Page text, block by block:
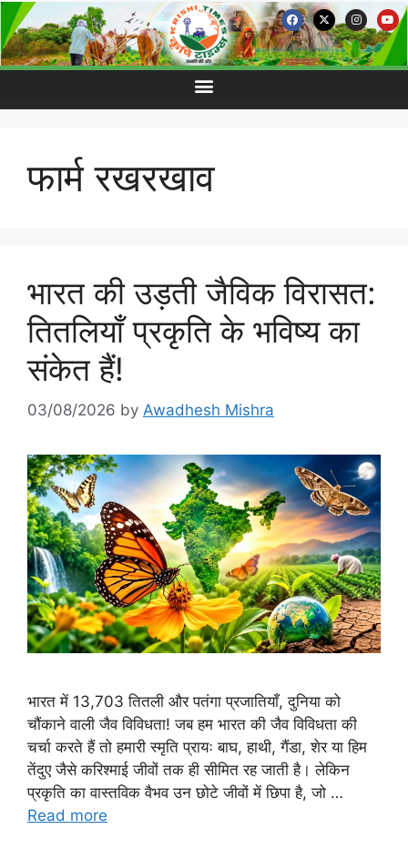
फार्म रखरखाव
भारत की उड़ती जैविक विरासत:
तितलियाँ प्रकृति के भविष्य का
संकेत हैं!
03/08/2026 by Awadhesh Mishra
भारत में 13,703 तितली और पतंगा प्रजातियाँ, दुनिया को
चौंकाने वाली जैव विविधता! जब हम भारत की जैव विविधता की
चर्चा करते हैं तो हमारी स्मृति प्रायः बाघ, हाथी, गैंडा, शेर या हिम
तेंदुए जैसे करिश्माई जीवों तक ही सीमित रह जाती है। लेकिन
प्रकृति का वास्तविक वैभव उन छोटे जीवों में छिपा है, जो …
Read more